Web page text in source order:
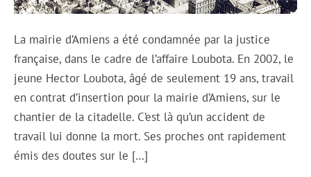
La mairie d’Amiens a été condamnée par la justice
française, dans le cadre de l’affaire Loubota. En 2002, le
jeune Hector Loubota, âgé de seulement 19 ans, travail
en contrat d’insertion pour la mairie d’Amiens, sur le
chantier de la citadelle. C’est là qu’un accident de
travail lui donne la mort. Ses proches ont rapidement
émis des doutes sur le […]